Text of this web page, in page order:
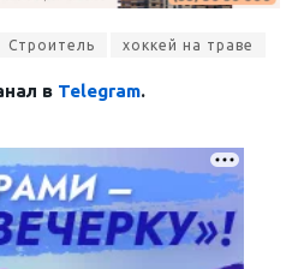
Строитель хоккей на траве
в Telegram.